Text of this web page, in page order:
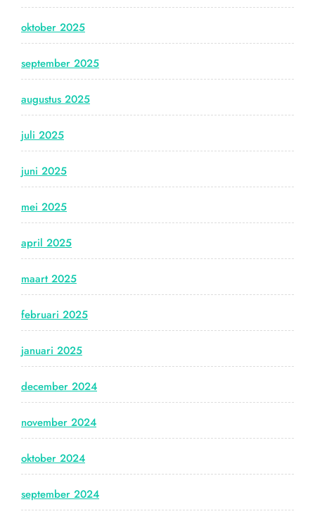
oktober 2025
september 2025
augustus 2025
juli 2025
juni 2025
mei 2025
april 2025
maart 2025
februari 2025
januari 2025
december 2024
november 2024
oktober 2024
september 2024